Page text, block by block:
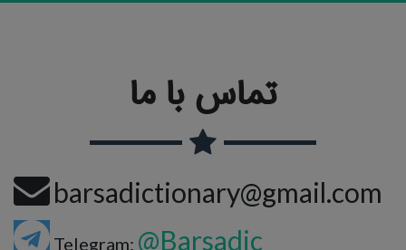
تماس با ما
barsadictionary@gmail.com
Telegram: @Barsadic